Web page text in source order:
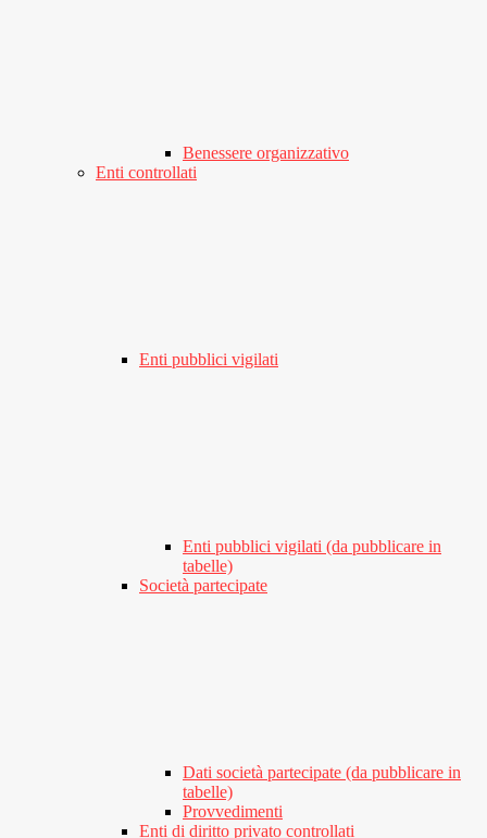
Benessere organizzativo
Enti controllati
Enti pubblici vigilati
Enti pubblici vigilati (da pubblicare in
tabelle)
Società partecipate
Dati società partecipate (da pubblicare in
tabelle)
Provvedimenti
Enti di diritto privato controllati